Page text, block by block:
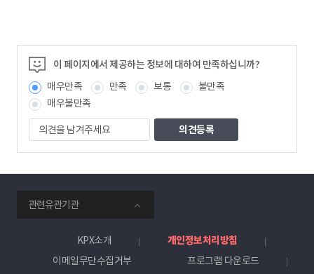
이 페이지에서 제공하는 정보에 대하여 만족하십니까?
매우만족
만족 보통
불만족
매우불만족
의
견
을
겨
주
세
요
관련유관기관
KPX소개
개인정보처리방침
이메일무단수집거부
프로그램 다운로드